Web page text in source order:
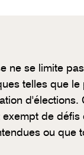
ne se limite
telles que
exempt de
ou que